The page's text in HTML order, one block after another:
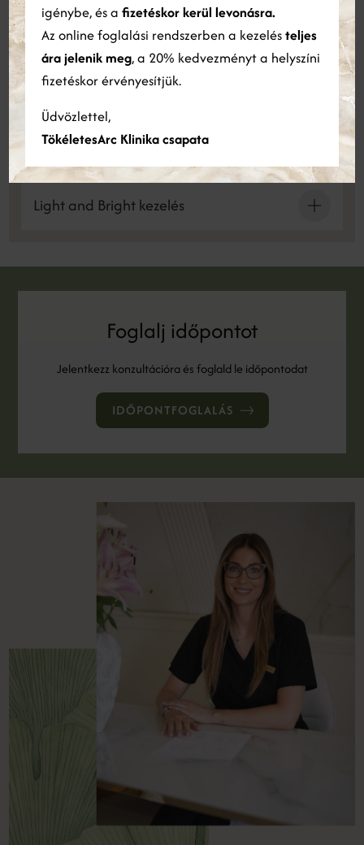
Hagyományos kozmetikai kezelések
Kozmetikai kezelések
Frax Pro kezelés
Light and Bright kezelés
Foglalj időpontot
Jelentkezz konzultációra és foglald le időpontodat
IDŐPONTFOGLALÁS
igénybe, és a fizetéskor kerül levonásra.
Az online foglalási rendszerben a kezelésteljes
ára jelenik meg, a 20% kedvezményt a helyszíni
fizetéskor érvényesítjük.
Üdvözlettel,
TökéletesArc Klinika csapata
amelyeket a szolgáltatásaik Ön általi használatából gyűjtöttek
össze.
Bővebben
ÖSSZES ELFOGADÁSA
ÖSSZES ELUTASÍTÁSA